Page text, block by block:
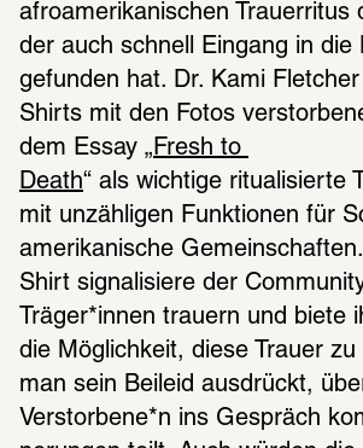
afro­ame­ri­ka­ni­schen Trau­er­ri­tus
der auch schnell Eingang in die
gefun­den hat. Dr. Kami
Shirts mit den Fotos
dem Essay „ Fresh to
Death“ als wich­tige ritua­li­sierte
mit unzäh­li­gen Funk­tio­nen für
ameri­ka­ni­sche
Shirt signa­li­siere der
Träger*innen trau­ern und biete
die Möglich­keit, diese Trauer
man sein Beileid ausdrückt,
Verstor­bene*n ins Gespräch